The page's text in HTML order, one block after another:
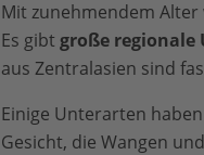
Mit zunehmendem
Es gibt große regionale
aus Zentralasien sind
Einige Unterarten
Gesicht, die Wangen